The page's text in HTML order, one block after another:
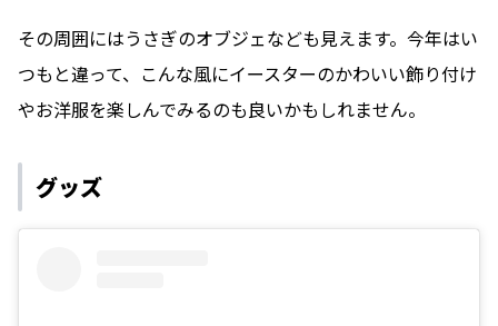
その周囲にはうさぎのオブジェなども見えます。今年はい
つもと違って、こんな風にイースターのかわいい飾り付け
やお洋服を楽しんでみるのも良いかもしれません。
グッズ